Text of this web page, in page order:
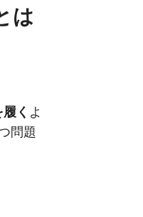
は
く よ
問題